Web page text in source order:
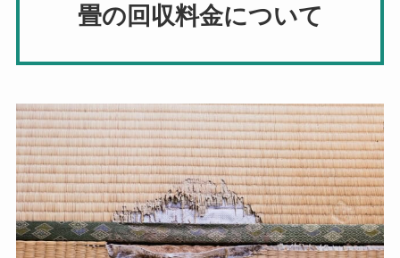
畳の回収料金について